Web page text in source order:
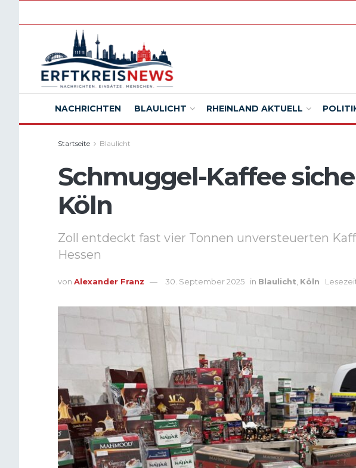
NACHRICHTEN BLAULICHT RHEINLAND AKTUELL
Startseite Blaulicht
Schmuggel-Kaffee
Köln
Zoll entdeckt fast vier Tonnen unversteuerten
Hessen
von Alexander Franz 30. September 2025 in Blaulicht, Köln